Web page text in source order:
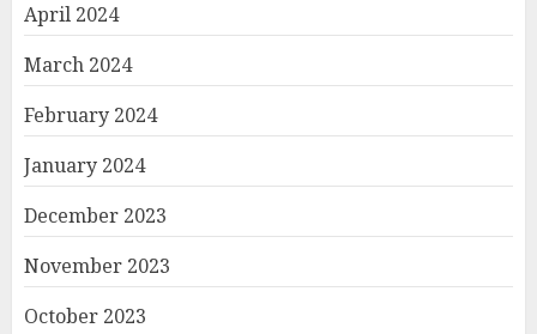
April 2024
March 2024
February 2024
January 2024
December 2023
November 2023
October 2023